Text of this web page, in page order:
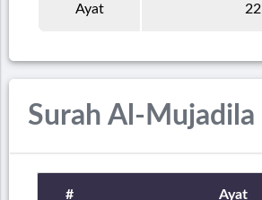
Ayat 22
Surah Al-Mujadila
# Ayat